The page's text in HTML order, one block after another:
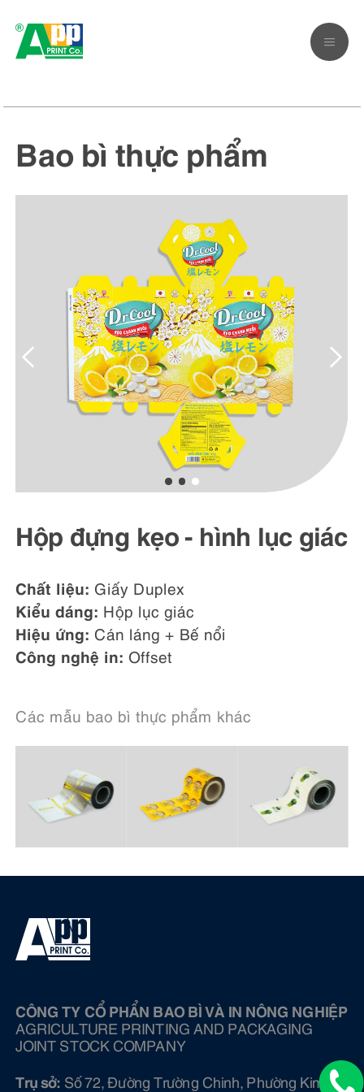
Bao bì thực phẩm
Hộp đựng kẹo - hình lục giác
Chất liệu: Giấy Duplex
Kiểu dáng: Hộp lục giác
Hiệu ứng: Cán láng + Bế nổi
Công nghệ in: Offset
Các mẫu bao bì thực phẩm khác
CÔNG TY CỔ PHẨN BAO BÌ VÀ IN NÔNG NGHIỆP
AGRICULTURE PRINTING AND PACKAGING
JOINT STOCK COMPANY
Trụ sở: Số 72, Đường Trường Chinh, Phường Kim